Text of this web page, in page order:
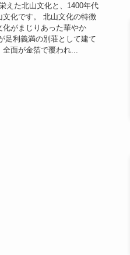
えた北山文化と、1400年代
文化です。 北山文化の特徴
化がまじりあった華やか
足利義満の別荘として建て
面が金箔で覆われ...